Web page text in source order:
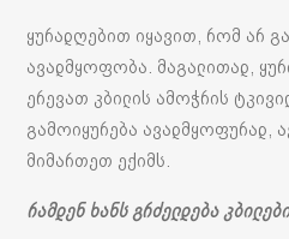
ყურადღებით იყავით, რომ არ
ავადმყოფობა. მაგალითად,
ერევათ კბილის ამოჭრის
გამოიყურება ავადმყოფურად,
მიმართეთ ექიმს.
რამდენ ხანს გრძელდება